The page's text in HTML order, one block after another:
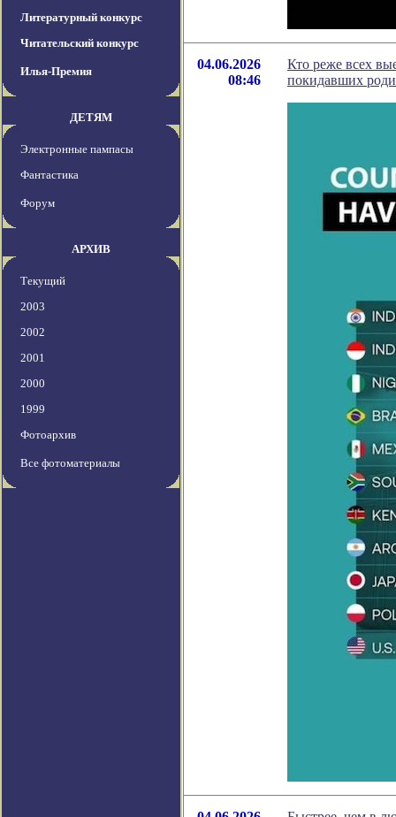
Литературный конкурс
Читательский конкурс
Илья-Премия
ДЕТЯМ
Электронные пампасы
Фантастика
Форум
АРХИВ
Текущий
2003
2002
2001
2000
1999
Фотоархив
Все фотоматериалы
04.06.2026
08:46
Кто реже всех
покидавших